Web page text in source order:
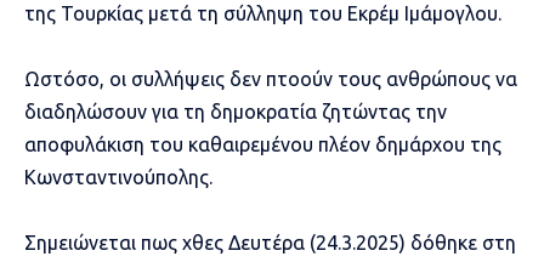
της Toυρκίας μετά τη σύλληψη του Εκρέμ Ιμάμογλου.
Ωστόσο, οι συλλήψεις δεν πτοούν τους ανθρώπους να
διαδηλώσουν για τη δημοκρατία ζητώντας την
αποφυλάκιση του καθαιρεμένου πλέον δημάρχου της
Κωνσταντινούπολης.
Σημειώνεται πως χθες Δευτέρα (24.3.2025) δόθηκε στη